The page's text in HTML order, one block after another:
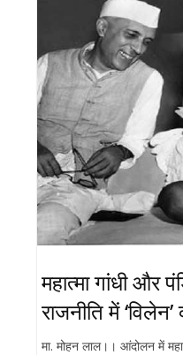
महात्मा गांधी
राजनीति में ‘विलेन’
मा. मोहन लाल।। आंदोलन में